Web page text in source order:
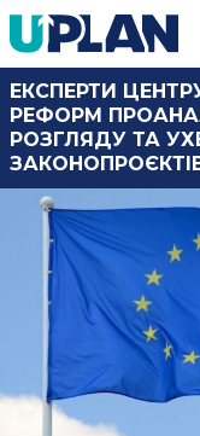
ЕКСПЕРТИ
РЕФОРМ
РОЗГЛЯДУ ТА